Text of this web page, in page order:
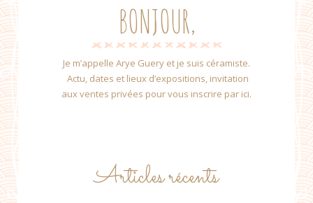
BONJOUR,
Je m’appelle Arye Guery et je suis céramiste.
Actu, dates et lieux d’expositions, invitation
aux ventes privées pour vous inscrire par ici.
Articles récents